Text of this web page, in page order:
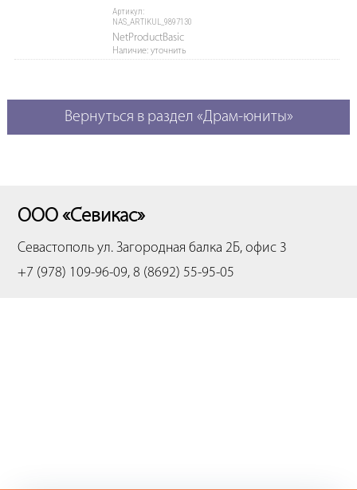
Артикул:
NAS_ARTIKUL_9897130
NetProductBasic
Наличие: уточнить
Вернуться в раздел «Драм-юниты»
ООО «Севикас»
Севастополь ул. Загородная балка 2Б, офис 3
+7 (978) 109-96-09, 8 (8692) 55-95-05